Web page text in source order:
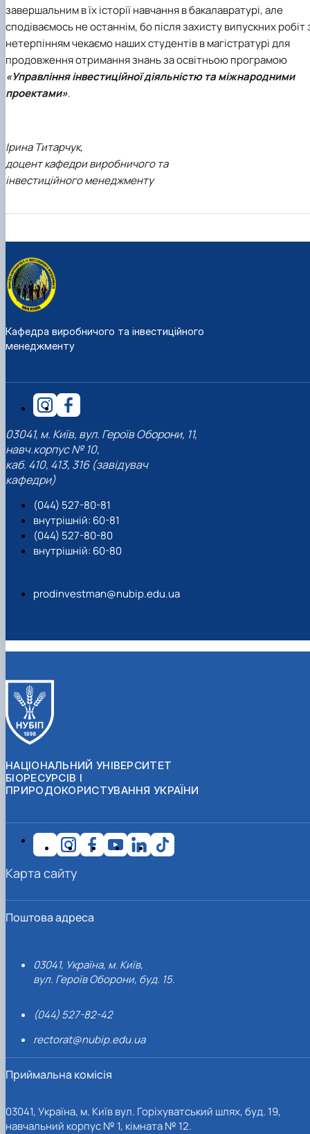
завершальним в їх історії навчання в бакалавратурі, але
сподіваємось не останнім, бо після захисту випускних робіт
нетерпінням чекаємо наших студентів в магістратурі для
продовження отримання знань за освітньою програмою
«Управління інвестиційної діяльністю та міжнародними
проектами».
Ірина Титарчук,
доцент кафедри виробничого та
інвестиційного менеджменту
Кафедра виробничого та інвестиційного
менеджменту
03041, м. Київ, вул. Героїв Оборони, 11,
навч.корпус № 10,
каб. 410, 413, 316 (завідувач
кафедри)
(044) 527-80-81
внутрішній: 60-81
(044) 527-80-80
внутрішній: 60-80
prodinvestman@nubip.edu.ua
НАЦІОНАЛЬНИЙ УНІВЕРСИТЕТ
БІОРЕСУРСІВ І
ПРИРОДОКОРИСТУВАННЯ УКРАЇНИ
Поштова адреса
03041, Україна, м. Київ,
вул. Героїв Оборони, буд. 15.
(044) 527-82-42
rectorat@nubip.edu.ua
Приймальна комісія
03041, Україна, м. Київ вул. Горіхуватський шлях, буд. 19,
навчальний корпус № 1, кімната № 12.
Карта сайту